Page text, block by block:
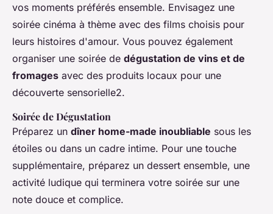
vos moments préférés ensemble. Envisagez une
soirée cinéma à thème avec des films choisis pour
leurs histoires d'amour. Vous pouvez également
organiser une soirée de dégustation de vins et de
fromages avec des produits locaux pour une
découverte sensorielle2.
Soirée de Dégustation
Préparez un dîner home-made inoubliable sous les
étoiles ou dans un cadre intime. Pour une touche
supplémentaire, préparez un dessert ensemble, une
activité ludique qui terminera votre soirée sur une
note douce et complice.